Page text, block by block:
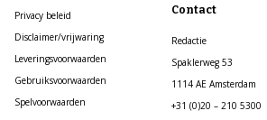
Privacy beleid
Disclaimer/vrijwaring
Leveringsvoorwaarden
Gebruiksvoorwaarden
Spelvoorwaarden
Contact
Redactie
Spaklerweg 53
1114 AE Amsterdam
+31 (0)20 – 210 5300